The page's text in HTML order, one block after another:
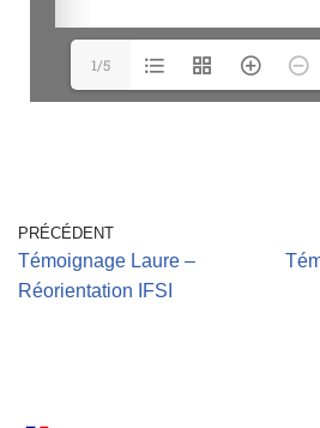
1/5
PRÉCÉDENT
Témoignage Laure –
Réorientation IFSI